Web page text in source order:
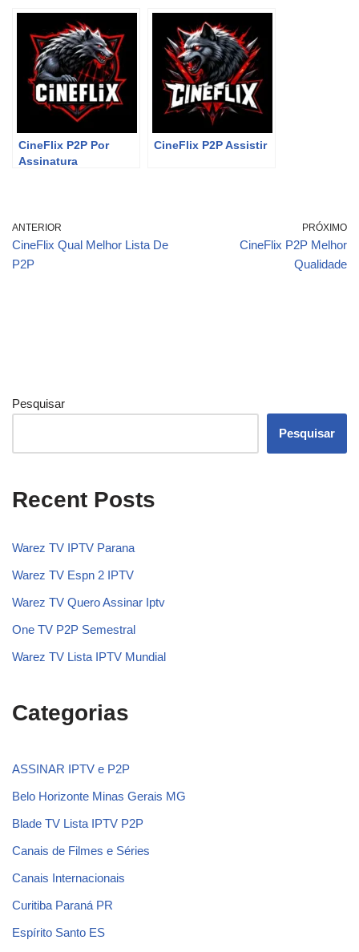
CineFlix P2P Por
Assinatura
CineFlix P2P Assistir
ANTERIOR
CineFlix Qual Melhor Lista De
P2P
PRÓXIMO
CineFlix P2P Melhor
Qualidade
Pesquisar
Pesquisar
Recent Posts
Warez TV IPTV Parana
Warez TV Espn 2 IPTV
Warez TV Quero Assinar Iptv
One TV P2P Semestral
Warez TV Lista IPTV Mundial
Categorias
ASSINAR IPTV e P2P
Belo Horizonte Minas Gerais MG
Blade TV Lista IPTV P2P
Canais de Filmes e Séries
Canais Internacionais
Curitiba Paraná PR
Espírito Santo ES